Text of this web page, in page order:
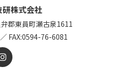
株式会社
郡東員町瀬古泉1611
／ FAX:0594-76-6081